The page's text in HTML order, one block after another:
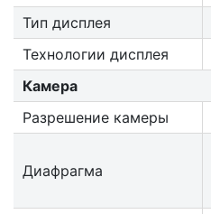
Тип дисплея
Технологии дисплея
Камера
Разрешение камеры
Диафрагма